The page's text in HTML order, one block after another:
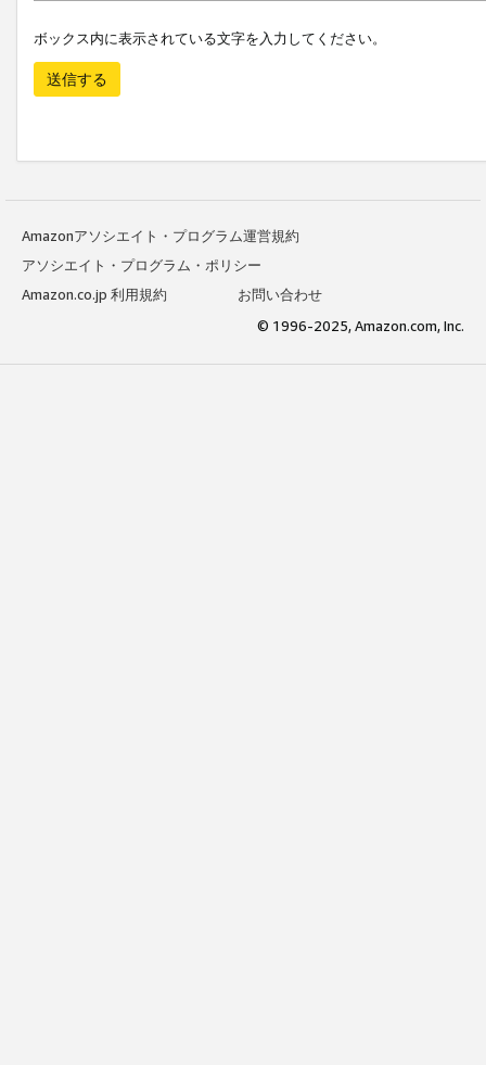
ボックス内に表示されている文字を入力してください。
送信する
Amazonアソシエイト・プログラム運営規約
アソシエイト・プログラム・ポリシー
Amazon.co.jp 利用規約
お問い合わせ
© 1996-2025, Amazon.com, Inc.